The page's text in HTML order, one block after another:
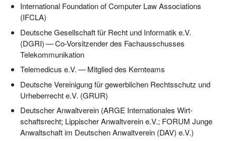
Inter­na­tio­nal Foun­da­ti­on of Com­pu­ter Law Asso­cia­ti­ons
(IFCLA)
Deut­sche Gesell­schaft für Recht und Infor­ma­tik e.V.
(DGRI) — Co-Vor­sit­zen­der des Fach­aus­schus­ses
Telekommunikation
Tele­me­di­cus e.V. — Mit­glied des Kernteams
Deut­sche Ver­ei­ni­gung für gewerb­li­chen Rechts­schutz und
Urhe­ber­recht e.V. (GRUR)
Deut­scher Anwalt­ver­ein (ARGE Inter­na­tio­na­les Wirt­
schafts­recht; Lip­pi­scher Anwalt­ver­ein e.V.; FORUM Jun­ge
Anwalt­schaft im Deut­schen Anwalt­ver­ein (DAV) e.V.)